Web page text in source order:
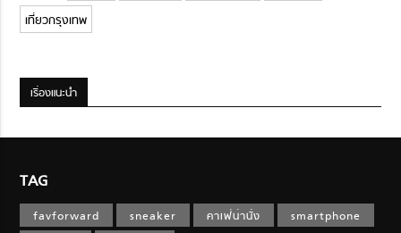
เที่ยวกรุงเทพ
เรื่องแนะนำ
TAG
favforward sneaker คาเฟ่น่านั่ง
smartphone